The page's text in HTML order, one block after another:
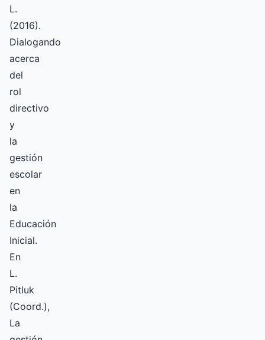
L.
(2016).
Dialogando
acerca
del
rol
directivo
y
la
gestión
escolar
en
la
Educación
Inicial.
En
L.
Pitluk
(Coord.),
La